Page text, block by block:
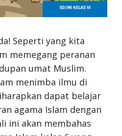
Seperti yang kita
memegang peranan
umat Muslim.
menimba ilmu di
dapat belajar
agama Islam dengan
ini akan membahas